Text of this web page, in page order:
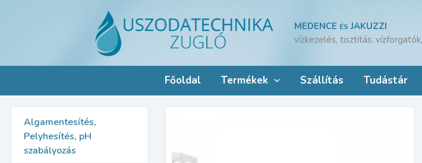
MEDENCE ÉSJAKUZZI
vízkezelés, tisztitás,
Főoldal Termékek Szállítás Tudástár
Algamentesítés,
Pelyhesítés, pH
szabályozás